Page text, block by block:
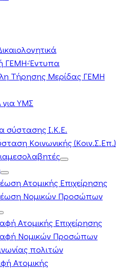
ΓΕΜΗ-Έντυπα
Τήρησης Μερίδας ΓΕΜΗ
για ΥΜΣ
σύστασης Ι.Κ.Ε.
Κοινωνικής (Κοιν.Σ.Επ.)
Ατομικής Επιχείρησης
Νομικών Προσώπων
Ατομικής Επιχείρησης
Νομικών Προσώπων
πολιτών
Ατομικής